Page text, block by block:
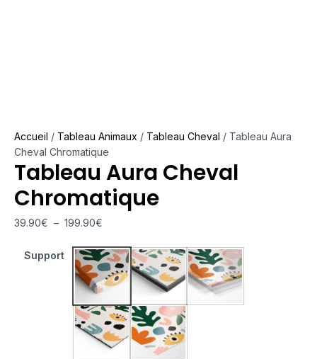
Accueil / Tableau Animaux / Tableau Cheval / Tableau Aura
Cheval Chromatique
Tableau Aura Cheval
Chromatique
39.90€ – 199.90€
Support
Tableau Monté Sur Châssis
Tableau Cadre Flottant
Tableau Plexiglas
Tableau AluminiumPoster sur Papier Photo